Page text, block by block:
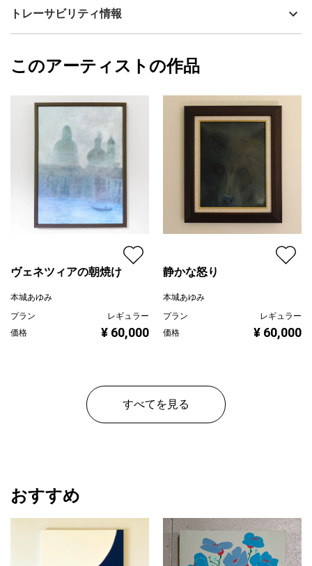
技法
油彩
カラー
その他カラー
グレー
一週間以内
世界でただ一枚しか存在しない原画作品。「ヴェネツィアの朝焼
に消えてしまうもの」そんな儚さをテーマに描いた一枚です。
嬉しいです。
本城あゆみ
フォローする
トレーサビリティ情報
本城あゆみ
このアーティストの作品
ヴェネツィアの朝焼け
本城あゆみ
プラン
レギュラー
価格
¥ 60,000
静かな怒り
本城あゆみ
プラン
レギュラー
価格
¥ 60,000
すべてを見る
おすすめ